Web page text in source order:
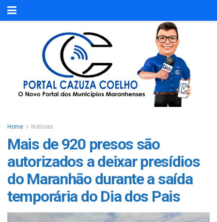
Home Notícias
Mais de 920 presos são
autorizados a deixar presídios
do Maranhão durante a saída
temporária do Dia dos Pais